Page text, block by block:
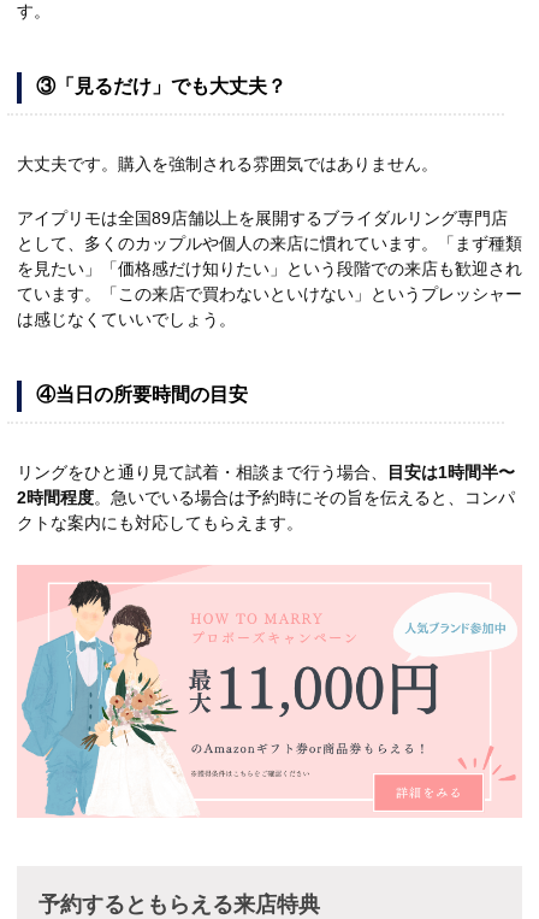
す。
③「見るだけ」でも大丈夫？
大丈夫です。購入を強制される雰囲気ではありません。
アイプリモは全国89店舗以上を展開するブライダルリング専門店
として、多くのカップルや個人の来店に慣れています。「まず種類
を見たい」「価格感だけ知りたい」という段階での来店も歓迎され
ています。「この来店で買わないといけない」というプレッシャー
は感じなくていいでしょう。
④当日の所要時間の目安
リングをひと通り見て試着・相談まで行う場合、
目安は1時間半〜
2時間程度。急いでいる場合は予約時にその旨を伝えると、コンパ
クトな案内にも対応してもらえます。
予約するともらえる来店特典